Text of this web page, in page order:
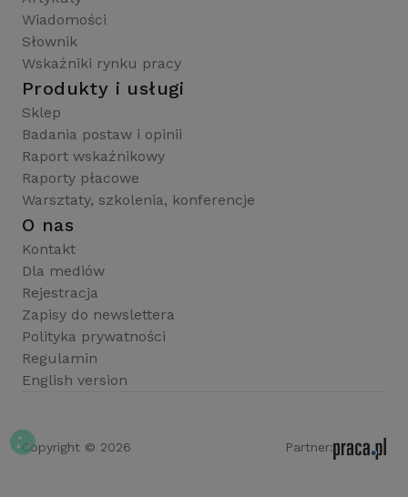
Wiadomości
Słownik
Wskaźniki rynku pracy
Produkty i usługi
Sklep
Badania postaw i opinii
Raport wskaźnikowy
Raporty płacowe
Warsztaty, szkolenia, konferencje
O nas
Kontakt
Dla mediów
Rejestracja
Zapisy do newslettera
Polityka prywatności
Regulamin
English version
Copyright © 2026 Partner: